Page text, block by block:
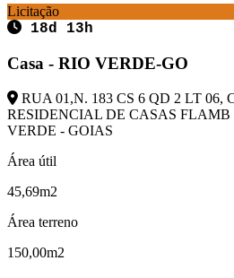
Licitação
18d 13h
Casa - RIO VERDE-GO
RUA 01,N. 183 CS 6 QD 2 LT 06,
RESIDENCIAL DE CASAS FLAMB
VERDE - GOIAS
Área útil
45,69m2
Área terreno
150,00m2